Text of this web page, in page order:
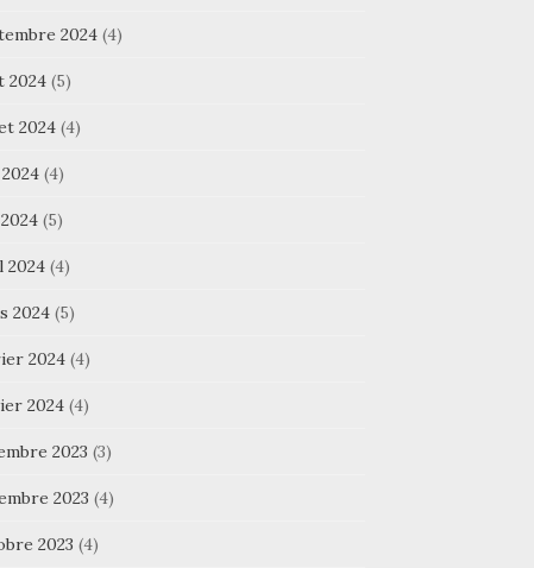
2024(4)
2024(5)
2024(4)
(4)
(5)
2024(4)
2024(5)
2024(4)
2024(4)
2023 (3)
2023 (4)
2023 (4)